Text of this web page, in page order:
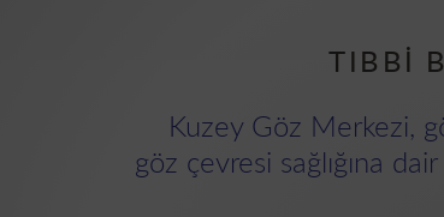
TIBBİ
Kuzey Göz Merkezi,
göz çevresi sağlığına